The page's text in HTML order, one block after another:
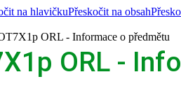
na hlavičkuPřeskočit na obsah
ORL - Informace o předmětu
ORL -